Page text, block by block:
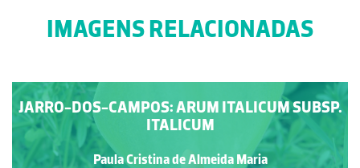
IMAGENS RELACIONADAS
JARRO-DOS-CAMPOS: ARUM ITALICUM SUBSP.
ITALICUM
Paula Cristina de Almeida Maria